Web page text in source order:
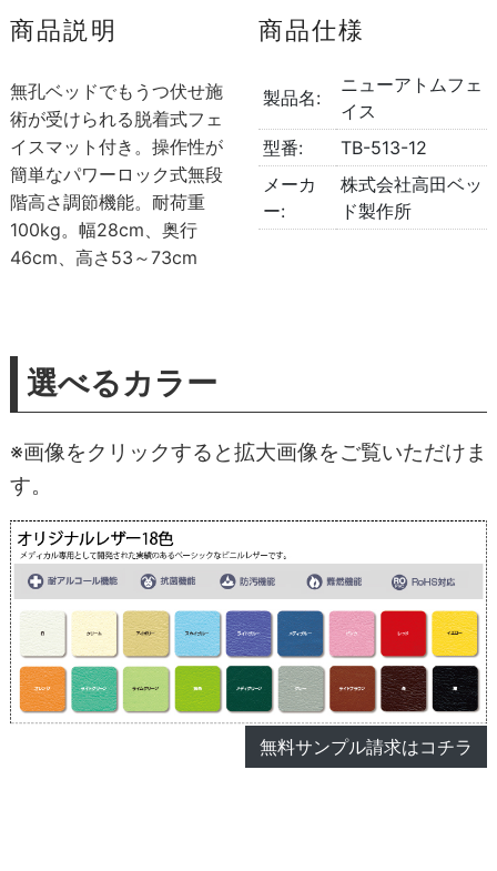
商品説明
無孔ベッドでもうつ伏せ施
術が受けられる脱着式フェ
イスマット付き。操作性が
簡単なパワーロック式無段
階高さ調節機能。耐荷重
100kg。幅28cm、奥行
46cm、高さ53～73cm
商品仕様
製品名:
ニューアトムフェ
イス
型番:
TB-513-12
メーカ
ー:
株式会社高田ベッ
ド製作所
選べるカラー
※画像をクリックすると拡大画像をご覧いただけま
す。
無料サンプル請求はコチラ